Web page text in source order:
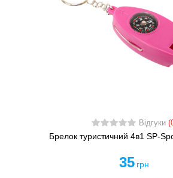
Відгуки
Брелок туристичний 4в1 SP-
35 грн